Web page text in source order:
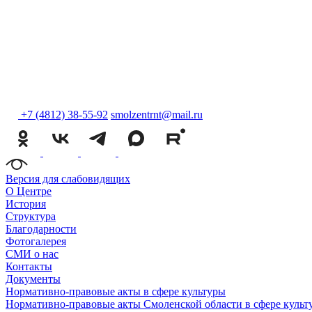
+7 (4812) 38-55-92 smolzentrnt@mail.ru
Версия для слабовидящих
О Центре
История
Структура
Благодарности
Фотогалерея
СМИ о нас
Контакты
Документы
Нормативно-правовые акты в сфере культуры
Нормативно-правовые акты Смоленской области в сфере